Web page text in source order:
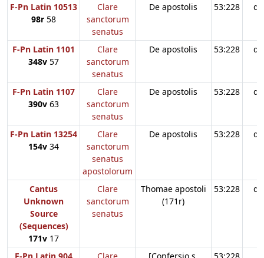
F-Pn Latin 10513
98r 58
Clare
sanctorum
senatus
De apostolis 53:228
F-Pn Latin 1101
348v 57
Clare
sanctorum
senatus
De apostolis 53:228
F-Pn Latin 1107
390v 63
Clare
sanctorum
senatus
De apostolis 53:228
F-Pn Latin 13254
154v 34
Clare
sanctorum
senatus
apostolorum
De apostolis 53:228
Cantus
Unknown
Source
(Sequences)
171v 17
Clare
sanctorum
senatus
Thomae apostoli
(171r)
53:228